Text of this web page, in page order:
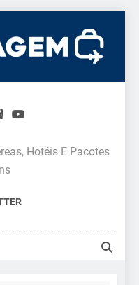
Hotéis E Pacotes